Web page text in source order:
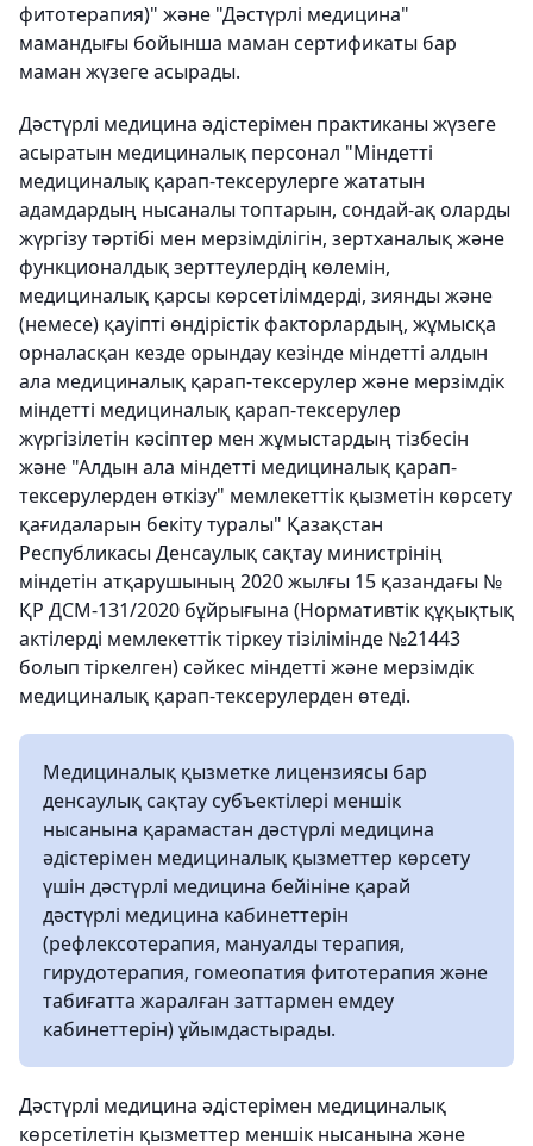
фитотерапия)" және "Дәстүрлі медицина"
мамандығы бойынша маман сертификаты бар
маман жүзеге асырады.
Дәстүрлі медицина әдістерімен практиканы жүзеге
асыратын медициналық персонал "Міндетті
медициналық қарап-тексерулерге жататын
адамдардың нысаналы топтарын, сондай-ақ оларды
жүргізу тәртібі мен мерзімділігін, зертханалық және
функционалдық зерттеулердің көлемін,
медициналық қарсы көрсетілімдерді, зиянды және
(немесе) қауіпті өндірістік факторлардың, жұмысқа
орналасқан кезде орындау кезінде міндетті алдын
ала медициналық қарап-тексерулер және мерзімдік
міндетті медициналық қарап-тексерулер
жүргізілетін кәсіптер мен жұмыстардың тізбесін
және "Алдын ала міндетті медициналық қарап-
тексерулерден өткізу" мемлекеттік қызметін көрсету
қағидаларын бекіту туралы" Қазақстан
Республикасы Денсаулық сақтау министрінің
міндетін атқарушының 2020 жылғы 15 қазандағы №
ҚР ДСМ-131/2020 бұйрығына (Нормативтік құқықтық
актілерді мемлекеттік тіркеу тізілімінде №21443
болып тіркелген) сәйкес міндетті және мерзімдік
медициналық қарап-тексерулерден өтеді.
Медициналық қызметке лицензиясы бар
денсаулық сақтау субъектілері меншік
нысанына қарамастан дәстүрлі медицина
әдістерімен медициналық қызметтер көрсету
үшін дәстүрлі медицина бейініне қарай
дәстүрлі медицина кабинеттерін
(рефлексотерапия, мануалды терапия,
гирудотерапия, гомеопатия фитотерапия және
табиғатта жаралған заттармен емдеу
кабинеттерін) ұйымдастырады.
Дәстүрлі медицина әдістерімен медициналық
көрсетілетін қызметтер меншік нысанына және